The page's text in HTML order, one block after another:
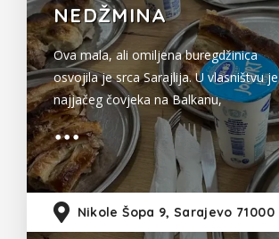
NEDŽMINA
Ova mala, ali omiljena buregdžinica
osvojila je srca Sarajlija. U vlasništvu je
najjačeg čovjeka na Balkanu,
Nedžmina Ambeškovića (Bosnia's
strongest man. Bosnias deadlift and
squat record holder 455 kg/405kg).
Nikole Šopa 9, Sarajevo 71000